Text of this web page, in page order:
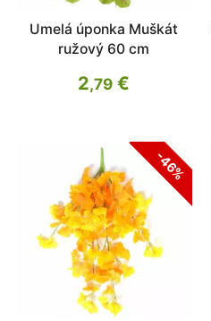
Umelá úponka Muškát
ružový 60 cm
2,79 €
-46%